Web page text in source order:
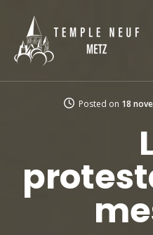
Posted on 18